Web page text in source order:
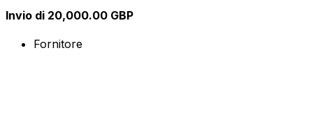
Invio di 20,000.00 GBP
Fornitore